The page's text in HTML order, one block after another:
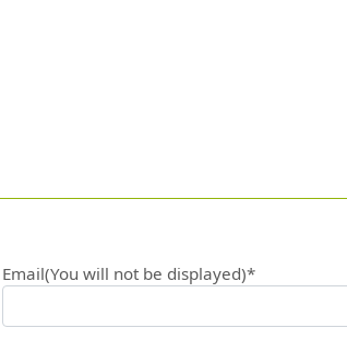
Email(You will not be displayed)*